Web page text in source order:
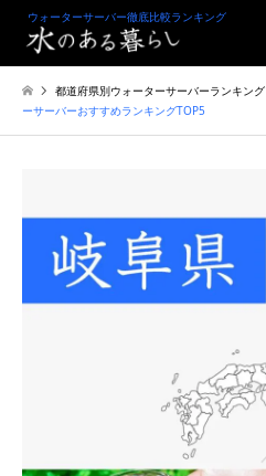
ウォーターサーバー徹底比較ランキング
都道府県別ウォーターサーバーランキング
ーサーバーおすすめランキングTOP5